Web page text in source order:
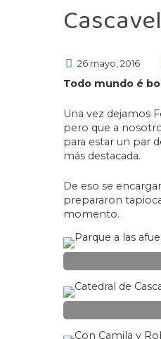
26 mayo, 2016
Todo mundo é
Una vez dejamos
pero que a
para estar un par
más destacada.
De eso se
prepararon
momento.